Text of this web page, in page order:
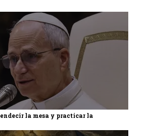
la mesa y practicar la